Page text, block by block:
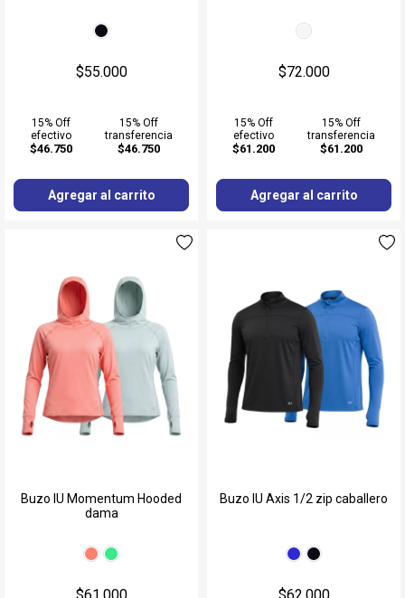
$55.000
15% Off
efectivo
$46.750
15% Off
transferencia
$46.750
Agregar al carrito
$72.000
15% Off
efectivo
$61.200
15% Off
transferencia
$61.200
Agregar al carrito
Buzo IU Momentum Hooded
dama
Buzo IU Axis 1/2 zip caballero